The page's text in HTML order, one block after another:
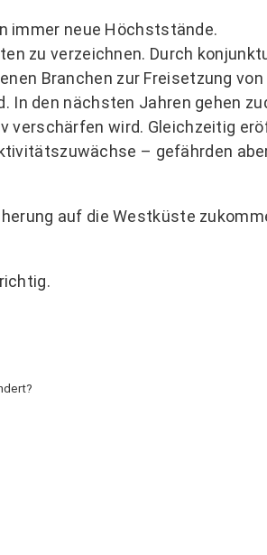
immer neue Höchststände.
zu verzeichnen. Durch
Branchen zur Freisetzung von
In den nächsten Jahren gehen
verschärfen wird. Gleichzeitig
– gefährden
auf die Westküste